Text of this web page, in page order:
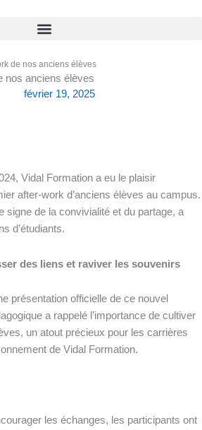
de nos anciens élèves
nos anciens élèves
février 19, 2025
Vidal Formation a eu le plaisir
after-work d’anciens élèves au campus.
signe de la convivialité et du partage, a
d’étudiants.
des liens et raviver les souvenirs
présentation officielle de ce nouvel
a rappelé l’importance de cultiver
un atout précieux pour les carrières
de Vidal Formation.
les échanges, les participants ont